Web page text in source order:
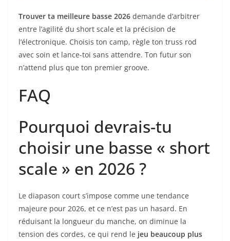
Trouver ta meilleure basse 2026 demande d’arbitrer
entre l’agilité du short scale et la précision de
l’électronique. Choisis ton camp, règle ton truss rod
avec soin et lance-toi sans attendre. Ton futur son
n’attend plus que ton premier groove.
FAQ
Pourquoi devrais-tu
choisir une basse « short
scale » en 2026 ?
Le diapason court s’impose comme une tendance
majeure pour 2026, et ce n’est pas un hasard. En
réduisant la longueur du manche, on diminue la
tension des cordes, ce qui rend le jeu beaucoup plus